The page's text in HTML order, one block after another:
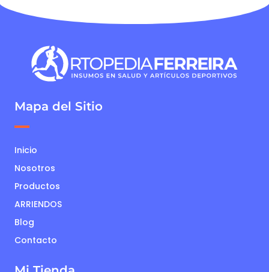
Mapa del Sitio
Inicio
Nosotros
Productos
ARRIENDOS
Blog
Contacto